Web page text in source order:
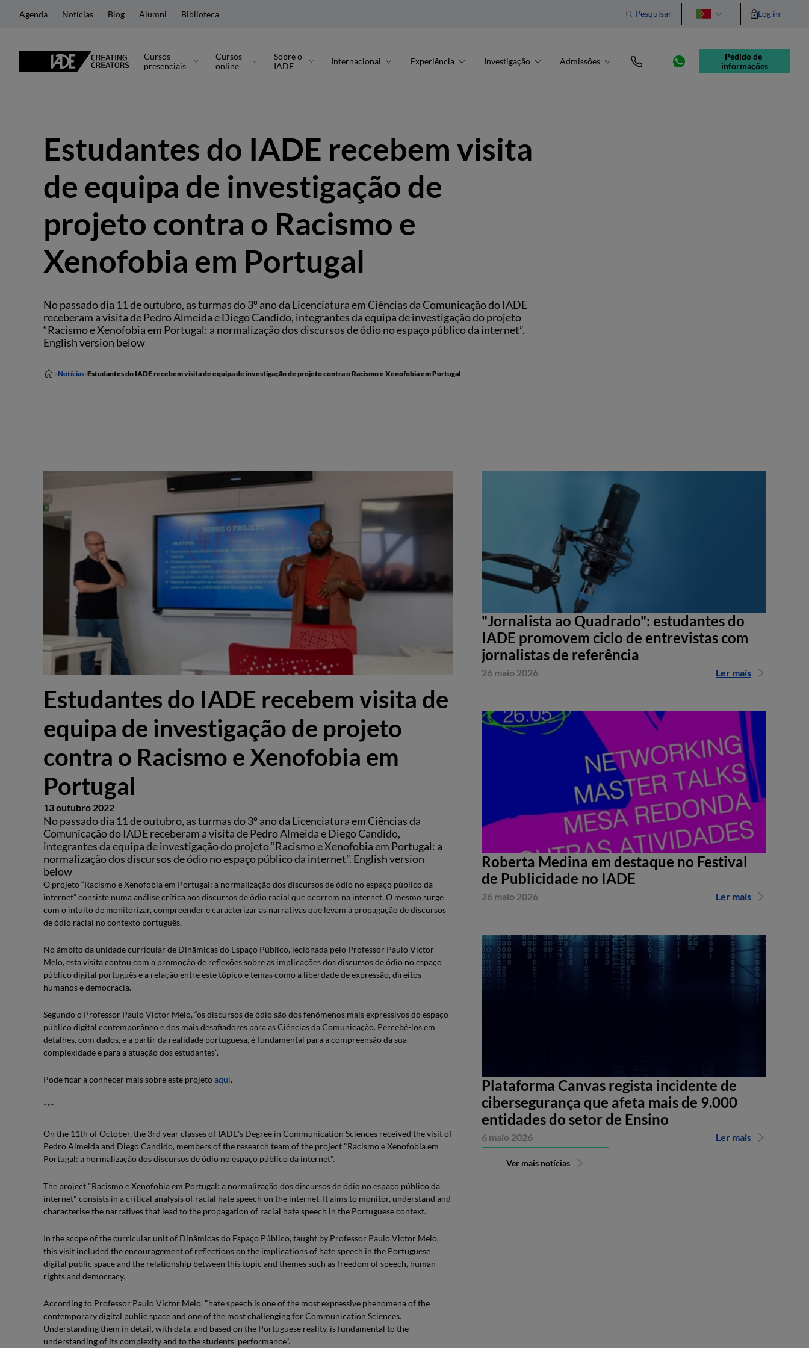
Agenda Notícias Blog Alumni Biblioteca
Pesquisar
English
Log in
Cursos
presenciais
Cursos
online
Sobre o
IADE
Internacional Experiência Investigação Admissões
Pedido de
informações
Estudantes do IADE recebem visita
de equipa de investigação de
projeto contra o Racismo e
Xenofobia em Portugal
No passado dia 11 de outubro, as turmas do 3º ano da Licenciatura em Ciências da Comunicação do IADE
receberam a visita de Pedro Almeida e Diego Candido, integrantes da equipa de investigação do projeto
“Racismo e Xenofobia em Portugal: a normalização dos discursos de ódio no espaço público da internet”.
English version below
Notícias Estudantes do IADE recebem visita de equipa de investigação de projeto contra o Racismo e Xenofobia em Portugal
Estudantes do IADE recebem visita de
equipa de investigação de projeto
contra o Racismo e Xenofobia em
Portugal
13 outubro 2022
No passado dia 11 de outubro, as turmas do 3º ano da Licenciatura em Ciências da
Comunicação do IADE receberam a visita de Pedro Almeida e Diego Candido,
integrantes da equipa de investigação do projeto “Racismo e Xenofobia em Portugal: a
normalização dos discursos de ódio no espaço público da internet”. English version
below
O projeto “Racismo e Xenofobia em Portugal: a normalização dos discursos de ódio no espaço público da
internet” consiste numa análise crítica aos discursos de ódio racial que ocorrem na internet. O mesmo surge
com o intuito de monitorizar, compreender e caracterizar as narrativas que levam à propagação de discursos
de ódio racial no contexto português.
No âmbito da unidade curricular de Dinâmicas do Espaço Público, lecionada pelo Professor Paulo Victor
Melo, esta visita contou com a promoção de reflexões sobre as implicações dos discursos de ódio no espaço
público digital português e a relação entre este tópico e temas como a liberdade de expressão, direitos
humanos e democracia.
Segundo o Professor Paulo Victor Melo, “os discursos de ódio são dos fenômenos mais expressivos do espaço
público digital contemporâneo e dos mais desafiadores para as Ciências da Comunicação. Percebê-los em
detalhes, com dados, e a partir da realidade portuguesa, é fundamental para a compreensão da sua
complexidade e para a atuação dos estudantes”.
Pode ficar a conhecer mais sobre este projetoaqui.
***
On the 11th of October, the 3rd year classes of IADE's Degree in Communication Sciences received the visit of
Pedro Almeida and Diego Candido, members of the research team of the project "Racismo e Xenofobia em
Portugal: a normalização dos discursos de ódio no espaço público da internet".
The project "Racismo e Xenofobia em Portugal: a normalização dos discursos de ódio no espaço público da
internet" consists in a critical analysis of racial hate speech on the internet. It aims to monitor, understand and
characterise the narratives that lead to the propagation of racial hate speech in the Portuguese context.
In the scope of the curricular unit of Dinâmicas do Espaço Público, taught by Professor Paulo Victor Melo,
this visit included the encouragement of reflections on the implications of hate speech in the Portuguese
digital public space and the relationship between this topic and themes such as freedom of speech, human
rights and democracy.
According to Professor Paulo Victor Melo, "hate speech is one of the most expressive phenomena of the
contemporary digital public space and one of the most challenging for Communication Sciences.
Understanding them in detail, with data, and based on the Portuguese reality, is fundamental to the
understanding of its complexity and to the students' performance".
"Jornalista ao Quadrado": estudantes do
IADE promovem ciclo de entrevistas com
jornalistas de referência
26 maio 2026 Ler mais
Roberta Medina em destaque no Festival
de Publicidade no IADE
26 maio 2026 Ler mais
Plataforma Canvas regista incidente de
cibersegurança que afeta mais de 9.000
entidades do setor de Ensino
6 maio 2026 Ler mais
Ver mais notícias